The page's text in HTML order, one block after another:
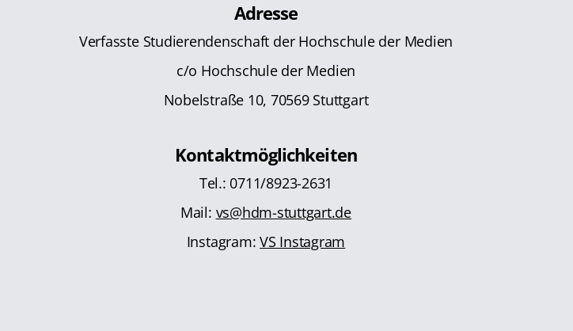
Adresse
Verfasste Studierendenschaft der Hochschule der Medien
c/o Hochschule der Medien
Nobelstraße 10, 70569 Stuttgart
Kontaktmöglichkeiten
Tel.: 0711/8923-2631
Mail: vs@hdm-stuttgart.de
Instagram:VS Instagram